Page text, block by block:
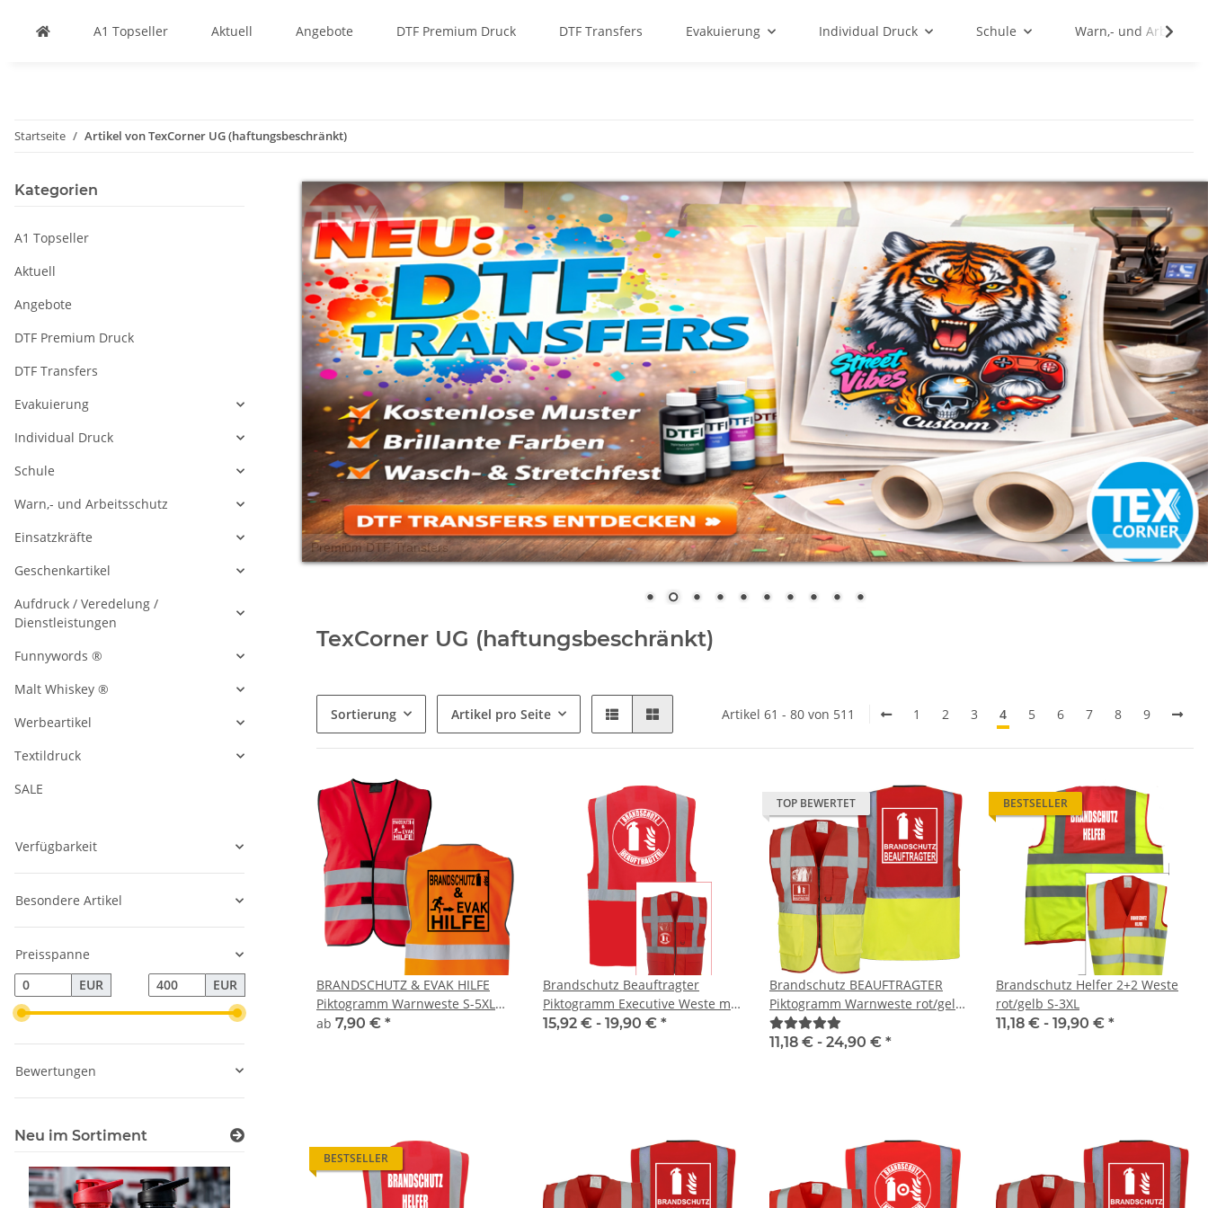
A1 Topseller Aktuell Angebote DTF Premium Druck DTF Transfers Evakuierung Individual Druck Schule Warn,- und
Startseite Artikel von TexCorner UG (haftungsbeschränkt)
TexCorner UG (haftungsbeschränkt)
Sortierung Artikel pro Seite Artikel 61 - 80 von 511 1 2 3 4 5 6 7 8 9
BRANDSCHUTZ & EVAK HILFE
Piktogramm Warnweste S-5XL
"BRAND Linie"
ab 7,90 € *
Brandschutz Beauftragter
Piktogramm Executive Weste mit
vielen Taschen S-3XL
15,92 € - 19,90 € *
TOP BEWERTET
Brandschutz BEAUFTRAGTER
Piktogramm Warnweste rot/gelb
mit vielen Taschen S-3XL
"BRAND22 Linie"
11,18 € - 24,90 € *
BESTSELLER
Brandschutz Helfer 2+2 Weste
rot/gelb S-3XL
11,18 € - 19,90 € *
BESTSELLER
Kategorien
A1 Topseller
Aktuell
Angebote
DTF Premium Druck
DTF Transfers
Evakuierung
Individual Druck
Schule
Warn,- und Arbeitsschutz
Einsatzkräfte
Geschenkartikel
Aufdruck / Veredelung /
Dienstleistungen
Funnywords ®
Malt Whiskey ®
Werbeartikel
Textildruck
SALE
Verfügbarkeit
Besondere Artikel
Preisspanne
EUR
EUR
Bewertungen
Neu im Sortiment